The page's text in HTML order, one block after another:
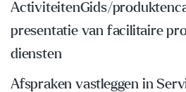
ActiviteitenGids/
presentatie van facilitaire
diensten
Afspraken vastleggen in